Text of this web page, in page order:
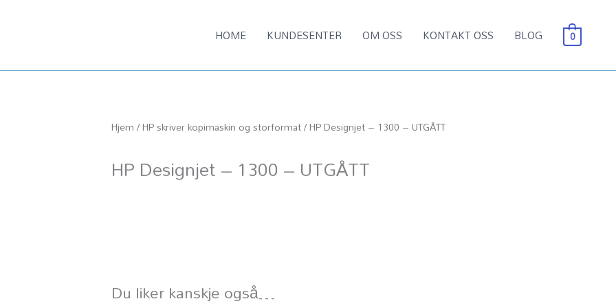
HOME KUNDESENTER OM OSS KONTAKT OSS BLOG 0
Hjem/HP skriver kopimaskin og storformat/ HP Designjet – 1300 – UTGÅTT
HP Designjet – 1300 – UTGÅTT
Du liker kanskje også…